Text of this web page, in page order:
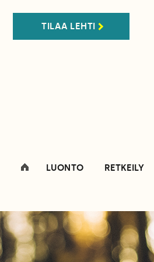
TILAA LEHTI
LUONTO RETKEILY